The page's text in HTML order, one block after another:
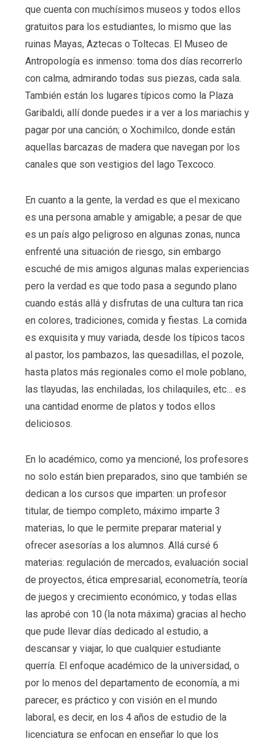
que cuenta con muchísimos museos y todos ellos
gratuitos para los estudiantes, lo mismo que las
ruinas Mayas, Aztecas o Toltecas. El Museo de
Antropología es inmenso: toma dos días recorrerlo
con calma, admirando todas sus piezas, cada sala.
También están los lugares típicos como la Plaza
Garibaldi, allí donde puedes ir a ver a los mariachis y
pagar por una canción; o Xochimilco, donde están
aquellas barcazas de madera que navegan por los
canales que son vestigios del lago Texcoco.
En cuanto a la gente, la verdad es que el mexicano
es una persona amable y amigable; a pesar de que
es un país algo peligroso en algunas zonas, nunca
enfrenté una situación de riesgo, sin embargo
escuché de mis amigos algunas malas experiencias
pero la verdad es que todo pasa a segundo plano
cuando estás allá y disfrutas de una cultura tan rica
en colores, tradiciones, comida y fiestas. La comida
es exquisita y muy variada, desde los típicos tacos
al pastor, los pambazos, las quesadillas, el pozole,
hasta platos más regionales como el mole poblano,
las tlayudas, las enchiladas, los chilaquiles, etc… es
una cantidad enorme de platos y todos ellos
deliciosos.
En lo académico, como ya mencioné, los profesores
no solo están bien preparados, sino que también se
dedican a los cursos que imparten: un profesor
titular, de tiempo completo, máximo imparte 3
materias, lo que le permite preparar material y
ofrecer asesorías a los alumnos. Allá cursé 6
materias: regulación de mercados, evaluación social
de proyectos, ética empresarial, econometría, teoría
de juegos y crecimiento económico, y todas ellas
las aprobé con 10 (la nota máxima) gracias al hecho
que pude llevar días dedicado al estudio, a
descansar y viajar, lo que cualquier estudiante
querría. El enfoque académico de la universidad, o
por lo menos del departamento de economía, a mi
parecer, es práctico y con visión en el mundo
laboral, es decir, en los 4 años de estudio de la
licenciatura se enfocan en enseñar lo que los